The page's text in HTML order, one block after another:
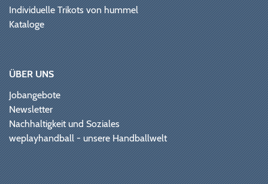
Individuelle Trikots von hummel
Kataloge
ÜBER UNS
Jobangebote
Newsletter
Nachhaltigkeit und Soziales
weplayhandball - unsere Handballwelt